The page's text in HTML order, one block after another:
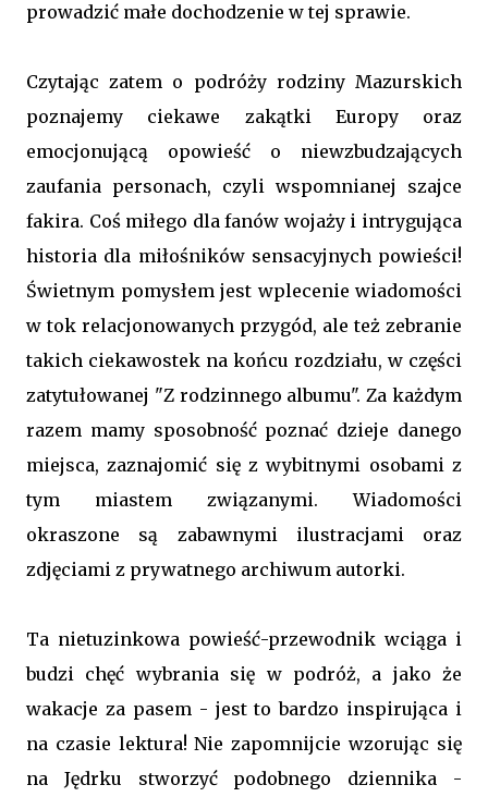
prowadzić małe dochodzenie w tej sprawie.
Czytając zatem o podróży rodziny Mazurskich
poznajemy ciekawe zakątki Europy oraz
emocjonującą opowieść o niewzbudzających
zaufania personach, czyli wspomnianej szajce
fakira. Coś miłego dla fanów wojaży i intrygująca
historia dla miłośników sensacyjnych powieści!
Świetnym pomysłem jest wplecenie wiadomości
w tok relacjonowanych przygód, ale też zebranie
takich ciekawostek na końcu rozdziału, w części
zatytułowanej "Z rodzinnego albumu". Za każdym
razem mamy sposobność poznać dzieje danego
miejsca, zaznajomić się z wybitnymi osobami z
tym miastem związanymi. Wiadomości
okraszone są zabawnymi ilustracjami oraz
zdjęciami z prywatnego archiwum autorki.
Ta nietuzinkowa powieść-przewodnik wciąga i
budzi chęć wybrania się w podróż, a jako że
wakacje za pasem - jest to bardzo inspirująca i
na czasie lektura! Nie zapomnijcie wzorując się
na Jędrku stworzyć podobnego dziennika -